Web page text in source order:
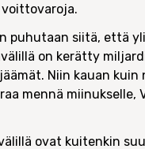
puhutaan siitä, että
on kerätty
Niin kauan kuin
mennä miinukselle,
ovat kuitenkin